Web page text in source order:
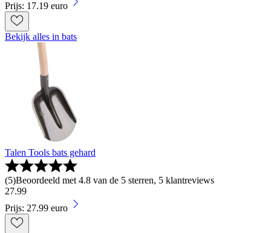
Prijs: 17.19 euro
Bekijk alles in bats
Talen Tools bats gehard
(5)Beoordeeld met 4.8 van de 5 sterren, 5 klantreviews
27.99
Prijs: 27.99 euro